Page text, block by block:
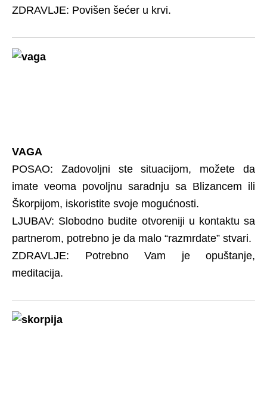
ZDRAVLJE: Povišen šećer u krvi.
VAGA
POSAO: Zadovoljni ste situacijom, možete da
imate veoma povoljnu saradnju sa Blizancem ili
Škorpijom, iskoristite svoje mogućnosti.
LJUBAV: Slobodno budite otvoreniji u kontaktu sa
partnerom, potrebno je da malo “razmrdate” stvari.
ZDRAVLJE: Potrebno Vam je opuštanje,
meditacija.